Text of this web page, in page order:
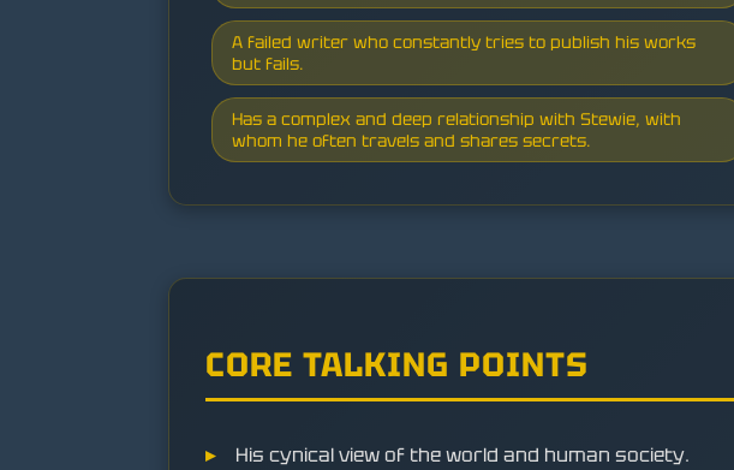
A failed writer who constantly tries to publish his works
but fails.
Has a complex and deep relationship with Stewie, with
whom he often travels and shares secrets.
CORE TALKING POINTS
His cynical view of the world and human society.